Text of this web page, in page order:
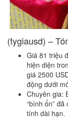
(tygiausd) –
Giá 81 triệu
hiện diện
giá 2500
động dưới
Chuyên gia:
“bình ổn”
tính dài hạn.